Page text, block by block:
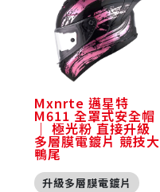
Mxnrte 邁星特
M611 全罩式安全帽
｜ 極光粉 直接升級
多層膜電鍍片 競技大
鴨尾
升級多層膜電鍍片